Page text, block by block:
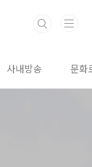
사내방송 문화